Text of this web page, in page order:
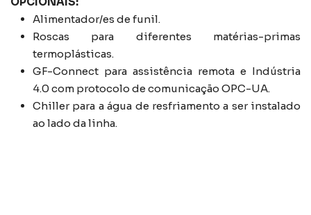
Alimentador/es de funil.
Roscas para diferentes matérias-primas
termoplásticas.
GF-Connect para assistência remota e Indústria
4.0 com protocolo de comunicação OPC-UA.
Chiller para a água de resfriamento a ser instalado
ao lado da linha.